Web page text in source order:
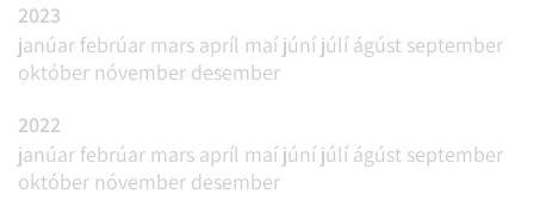
2023
janúar febrúar mars apríl maí júní júlí ágúst september
október nóvember desember
2022
janúar febrúar mars apríl maí júní júlí ágúst september
október nóvember desember